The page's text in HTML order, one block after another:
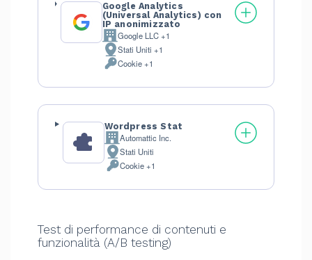
Google Analytics
(Universal Analytics) con
IP anonimizzato
Azienda:Google LLC +1
Luogo
del
Stati Uniti +1
Dati
trattati:
Cookie +1
Wordpress Stat
Azienda:Automattic Inc.
Luogo
del
Stati Uniti
Dati
trattati:
Cookie +1
Test di performance di contenuti e
funzionalità (A/B testing)